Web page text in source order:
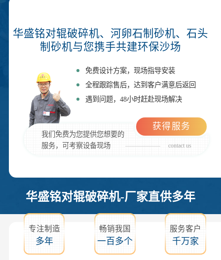
华盛铭对辊破碎机、河卵石制砂机、石头
制砂机与您携手共建环保沙场
免费设计方案，现场指导安装
全程跟踪售后，达到客户满意后返回
遇到问题，48小时赶赴现场解决
我们免费为您提供您想要的
服务，可考察设备现场
contact us
获得服务
华盛铭对辊破碎机-厂家直供多年
专注制造
多年
畅销我国
一百多个
服务客户
千万家